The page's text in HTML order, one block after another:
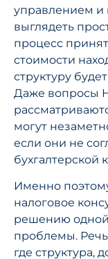
управлением и
выглядеть
процесс
стоимости
структуру
Даже вопросы
могут
если они не
бухгалтерской
Именно
налоговое
решению одной
проблемы.
где структура,